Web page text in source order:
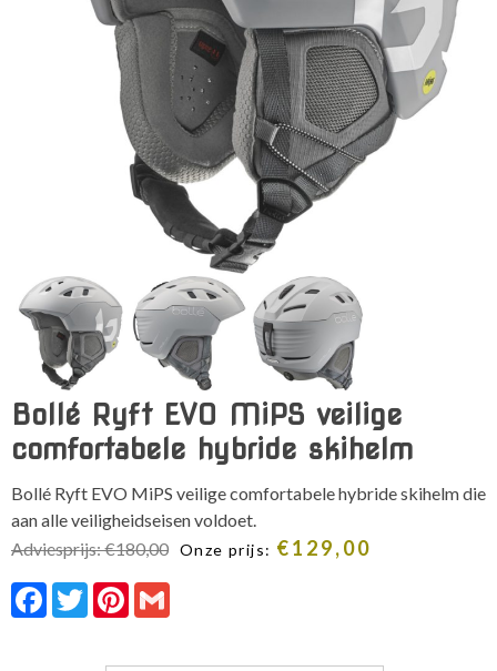
Bollé Ryft EVO MiPS veilige
comfortabele hybride skihelm
Bollé Ryft EVO MiPS veilige comfortabele hybride skihelm die
aan alle veiligheidseisen voldoet.
Adviesprijs:€180,00 Onze prijs: €129,00
Facebook
TwitterPinterest